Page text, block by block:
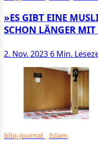
»ES GIBT EINE
SCHON LÄNGER
2. Nov. 2023 6 Min.
bliq-journal Islam